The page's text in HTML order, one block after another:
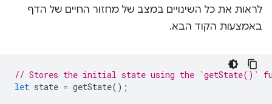
לראות את כל השינויים במצב של מחזור החיים של הדף
באמצעות הקוד הבא.
// Stores the initial state using the `getState()`
let state = getState();